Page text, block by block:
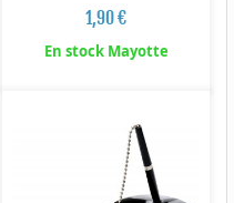
1,90 €
En stock Mayotte